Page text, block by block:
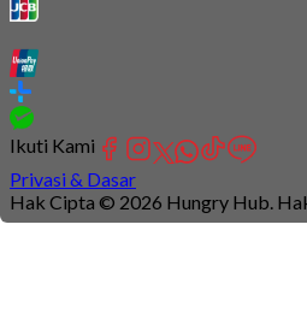
Ikuti Kami
Privasi & Dasar
Hak Cipta © 2026 Hungry Hub.
Connection